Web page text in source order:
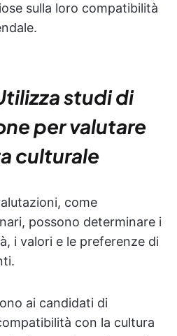
sulla loro compatibilità
studi di
per valutare
culturale
come
possono determinare i
i valori e le preferenze di
ai candidati di
con la cultura